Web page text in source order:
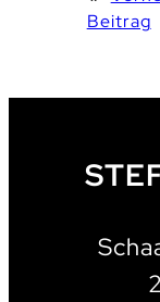
Beitrag